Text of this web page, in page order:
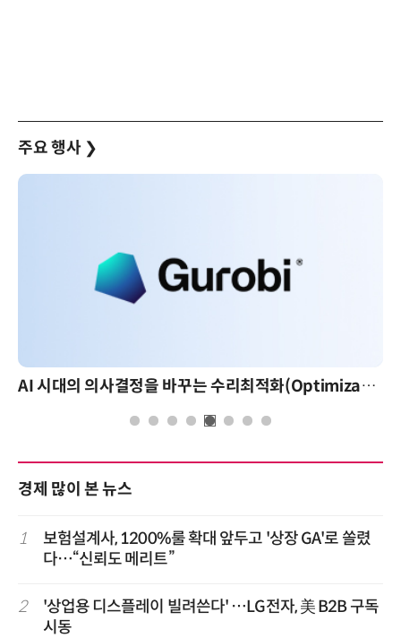
주요 행사 ❯
AI 시대의 의사결정을 바꾸는 수리최적화(Optimization): 실제 산업 적용 사례와 활용 전략
경제 많이 본 뉴스
1
보험설계사, 1200%룰 확대 앞두고 '상장 GA'로 쏠렸
다…“신뢰도 메리트”
2
'상업용 디스플레이 빌려쓴다' …LG전자, 美 B2B 구독
시동